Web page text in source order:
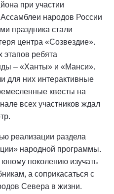
при участии
народов России
праздника стали
центра «Созвездие».
ребята
– «Ханты» и «Манси».
для них интерактивные
квесты на
всех участников ждал
реализации раздела
народной программы.
поколению изучать
а соприкасаться с
Севера в жизни.